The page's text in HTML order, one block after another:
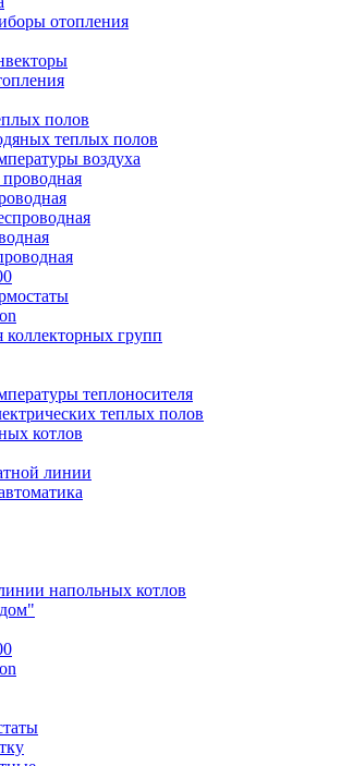
отопления
полов
теплых полов
воздуха
групп
теплоносителя
теплых полов
котлов
линии
напольных котлов